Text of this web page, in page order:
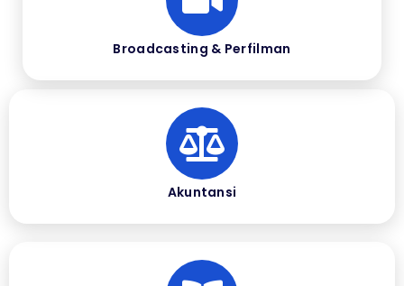
Broadcasting & Perfilman
Akuntansi